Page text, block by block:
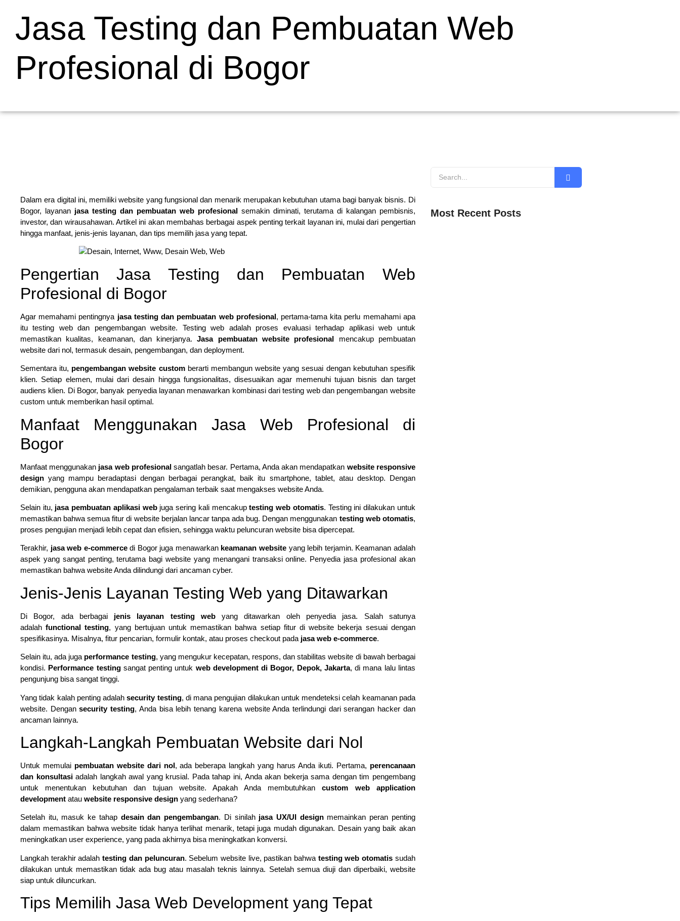
Jasa Testing dan Pembuatan Web
Profesional di Bogor
Dalam era digital ini, memiliki website yang fungsional dan menarik merupakan kebutuhan utama bagi banyak bisnis. Di
Bogor, layanan jasa testing dan pembuatan web profesionalsemakin diminati, terutama di kalangan pembisnis,
investor, dan wirausahawan. Artikel ini akan membahas berbagai aspek penting terkait layanan ini, mulai dari pengertian
hingga manfaat, jenis-jenis layanan, dan tips memilih jasa yang tepat.
Pengertian Jasa Testing dan Pembuatan Web
Profesional di Bogor
Agar memahami pentingnya jasa testing dan pembuatan web profesional, pertama-tama kita perlu memahami apa
itu testing web dan pengembangan website. Testing web adalah proses evaluasi terhadap aplikasi web untuk
memastikan kualitas, keamanan, dan kinerjanya.Jasa pembuatan website profesional mencakup pembuatan
website dari nol, termasuk desain, pengembangan, dan deployment.
Sementara itu, pengembangan website customberarti membangun website yang sesuai dengan kebutuhan spesifik
klien. Setiap elemen, mulai dari desain hingga fungsionalitas, disesuaikan agar memenuhi tujuan bisnis dan target
audiens klien. Di Bogor, banyak penyedia layanan menawarkan kombinasi dari testing web dan pengembangan website
custom untuk memberikan hasil optimal.
Manfaat Menggunakan Jasa Web Profesional di
Bogor
Manfaat menggunakan jasa web profesionalsangatlah besar. Pertama, Anda akan mendapatkan website responsive
design yang mampu beradaptasi dengan berbagai perangkat, baik itu smartphone, tablet, atau desktop. Dengan
demikian, pengguna akan mendapatkan pengalaman terbaik saat mengakses website Anda.
Selain itu, jasa pembuatan aplikasi webjuga sering kali mencakuptesting web otomatis. Testing ini dilakukan untuk
memastikan bahwa semua fitur di website berjalan lancar tanpa ada bug. Dengan menggunakan testing web otomatis,
proses pengujian menjadi lebih cepat dan efisien, sehingga waktu peluncuran website bisa dipercepat.
Terakhir, jasa web e-commercedi Bogor juga menawarkan keamanan website yang lebih terjamin. Keamanan adalah
aspek yang sangat penting, terutama bagi website yang menangani transaksi online. Penyedia jasa profesional akan
memastikan bahwa website Anda dilindungi dari ancaman cyber.
Jenis-Jenis Layanan Testing Web yang Ditawarkan
Di Bogor, ada berbagai jenis layanan testing webyang ditawarkan oleh penyedia jasa. Salah satunya
adalahfunctional testing, yang bertujuan untuk memastikan bahwa setiap fitur di website bekerja sesuai dengan
spesifikasinya. Misalnya, fitur pencarian, formulir kontak, atau proses checkout pada jasa web e-commerce.
Selain itu, ada juga performance testing, yang mengukur kecepatan, respons, dan stabilitas website di bawah berbagai
kondisi. Performance testingsangat penting untuk web development di Bogor, Depok, Jakarta, di mana lalu lintas
pengunjung bisa sangat tinggi.
Yang tidak kalah penting adalahsecurity testing, di mana pengujian dilakukan untuk mendeteksi celah keamanan pada
website. Dengansecurity testing, Anda bisa lebih tenang karena website Anda terlindungi dari serangan hacker dan
ancaman lainnya.
Langkah-Langkah Pembuatan Website dari Nol
Untuk memulai pembuatan website dari nol, ada beberapa langkah yang harus Anda ikuti. Pertama, perencanaan
dan konsultasiadalah langkah awal yang krusial. Pada tahap ini, Anda akan bekerja sama dengan tim pengembang
untuk menentukan kebutuhan dan tujuan website. Apakah Anda membutuhkancustom web application
development atau website responsive design yang sederhana?
Setelah itu, masuk ke tahap desain dan pengembangan. Di sinilah jasa UX/UI designmemainkan peran penting
dalam memastikan bahwa website tidak hanya terlihat menarik, tetapi juga mudah digunakan. Desain yang baik akan
meningkatkan user experience, yang pada akhirnya bisa meningkatkan konversi.
Langkah terakhir adalahtesting dan peluncuran. Sebelum website live, pastikan bahwa testing web otomatis sudah
dilakukan untuk memastikan tidak ada bug atau masalah teknis lainnya. Setelah semua diuji dan diperbaiki, website
siap untuk diluncurkan.
Tips Memilih Jasa Web Development yang Tepat
Most Recent Posts